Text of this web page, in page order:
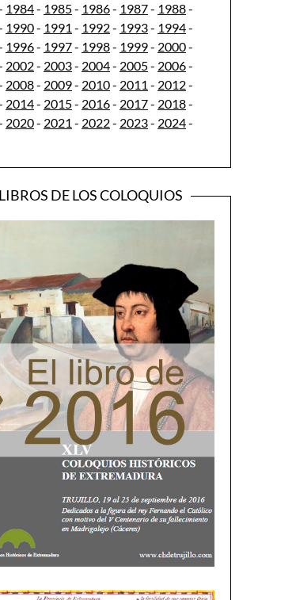
1984- 1985- 1986- 1987- 1988-
1990- 1991 - 1992- 1993- 1994-
1996- 1997- 1998- 1999- 2000-
2002- 2003- 2004- 2005- 2006-
2008- 2009- 2010- 2011 - 2012-
2014- 2015- 2016- 2017- 2018-
2020- 2021 - 2022- 2023- 2024-
LIBROS DE LOS COLOQUIOS